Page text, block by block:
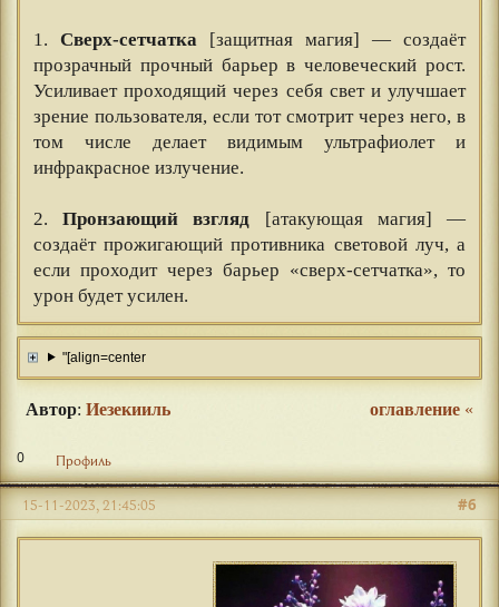
1. Сверх-сетчатка [защитная магия] — создаёт
прозрачный прочный барьер в человеческий рост.
Усиливает проходящий через себя свет и улучшает
зрение пользователя, если тот смотрит через него, в
том числе делает видимым ультрафиолет и
инфракрасное излучение.
2.Пронзающий взгляд [атакующая магия] —
создаёт прожигающий противника световой луч, а
если проходит через барьер «сверх-сетчатка», то
урон будет усилен.
"[align=center
Автор: Иезекииль оглавление «
0 Профиль
#6
15-11-2023, 21:45:05